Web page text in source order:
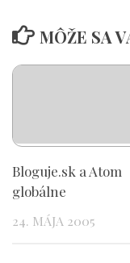
MÔŽE SA
Bloguje.sk a Atom
globálne
24. MÁJA 2005